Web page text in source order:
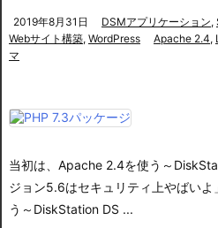
2019年8月31日 DSMアプリケーション,
Webサイト構築, WordPress Apache 2.4,
マ
当初は、 Apache 2.4を使う～
ジョン5.6はセキュリティ上やばいよ
う～DiskStation DS ...